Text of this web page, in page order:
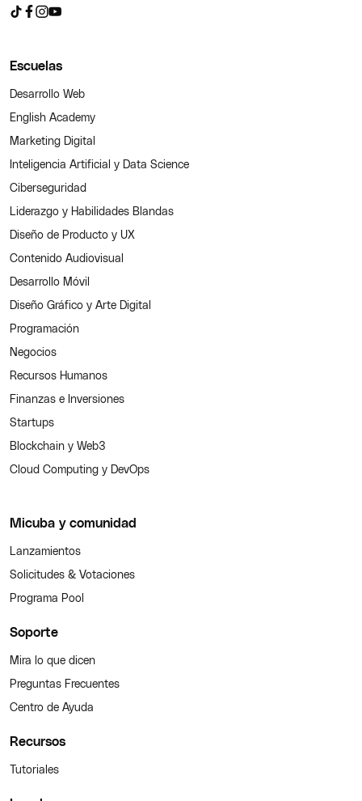
Escuelas
Desarrollo Web
English Academy
Marketing Digital
Inteligencia Artificial y Data Science
Ciberseguridad
Liderazgo y Habilidades Blandas
Diseño de Producto y UX
Contenido Audiovisual
Desarrollo Móvil
Diseño Gráfico y Arte Digital
Programación
Negocios
Recursos Humanos
Finanzas e Inversiones
Startups
Blockchain y Web3
Cloud Computing y DevOps
Micuba y comunidad
Lanzamientos
Solicitudes & Votaciones
Programa Pool
Soporte
Mira lo que dicen
Preguntas Frecuentes
Centro de Ayuda
Recursos
Tutoriales